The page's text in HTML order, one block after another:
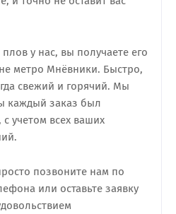
у нас, вы получаете его
метро Мнёвники. Быстро,
свежий и горячий. Мы
каждый заказ был
учетом всех ваших
позвоните нам по
или оставьте заявку